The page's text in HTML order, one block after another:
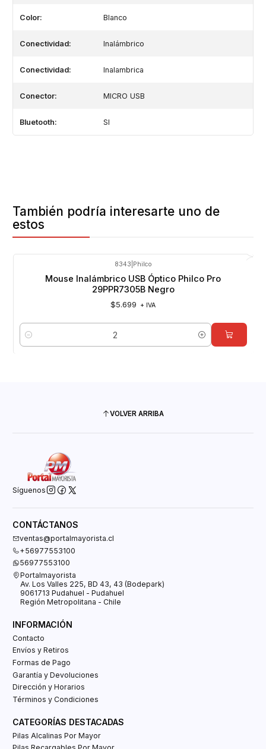
Color: Blanco
Conectividad: Inalámbrico
Conectividad: Inalambrica
Conector: MICRO USB
Bluetooth: SI
También podría interesarte uno de
estos
8343 Philco
Mouse Inalámbrico USB Óptico Philco Pro
29PPR7305B Negro
$5.699 + IVA
Cantidad
VOLVER ARRIBA
Síguenos
CONTÁCTANOS
ventas@portalmayorista.cl
+56977553100
56977553100
Portalmayorista
Av. Los Valles 225, BD 43, 43 (Bodepark)
9061713 Pudahuel - Pudahuel
Región Metropolitana - Chile
INFORMACIÓN
Contacto
Envíos y Retiros
Formas de Pago
Garantía y Devoluciones
Dirección y Horarios
Términos y Condiciones
CATEGORÍAS DESTACADAS
Pilas Alcalinas Por Mayor